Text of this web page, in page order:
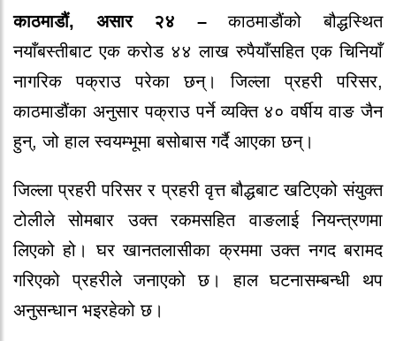
काठमाडौं, असार २४ –काठमाडौंको बौद्धस्थित
नयाँबस्तीबाट एक करोड ४४ लाख रुपैयाँसहित एक चिनियाँ
नागरिक पक्राउ परेका छन्। जिल्ला प्रहरी परिसर,
काठमाडौंका अनुसार पक्राउ पर्ने व्यक्ति ४० वर्षीय वाङ जैन
हुन्, जो हाल स्वयम्भूमा बसोबास गर्दै आएका छन्।
जिल्ला प्रहरी परिसर र प्रहरी वृत्त बौद्धबाट खटिएको संयुक्त
टोलीले सोमबार उक्त रकमसहित वाङलाई नियन्त्रणमा
लिएको हो। घर खानतलासीका क्रममा उक्त नगद बरामद
गरिएको प्रहरीले जनाएको छ। हाल घटनासम्बन्धी थप
अनुसन्धान भइरहेको छ।